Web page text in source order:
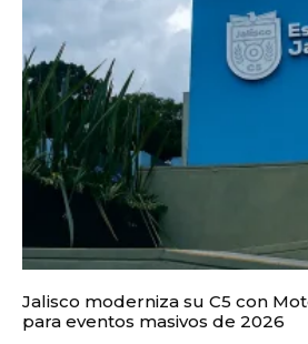
Jalisco moderniza su C5 con
para eventos masivos de 2026